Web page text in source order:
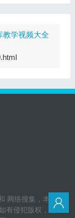
教学视频大全
网络搜集，本站尊
有侵犯版权，请立